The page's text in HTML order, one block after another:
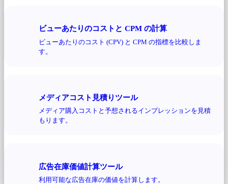
ビューあたりのコストと CPM の計算
ビューあたりのコスト (CPV) と CPM の指標を比較しま
す。
メディアコスト見積りツール
メディア購入コストと予想されるインプレッションを見積
もります。
広告在庫価値計算ツール
利用可能な広告在庫の価値を計算します。